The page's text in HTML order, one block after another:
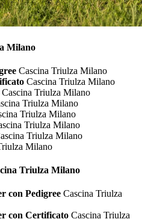
Milano
Cascina Triulza Milano
Cascina Triulza Milano
Cascina Triulza Milano
Triulza Milano
Triulza Milano
Triulza Milano
Triulza Milano
Milano
Triulza Milano
con Pedigree Cascina Triulza
con Certificato Cascina Triulza